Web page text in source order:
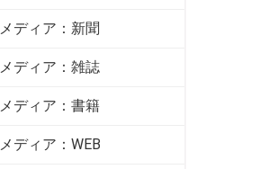
メディア：新聞
メディア：雑誌
メディア：書籍
メディア：WEB